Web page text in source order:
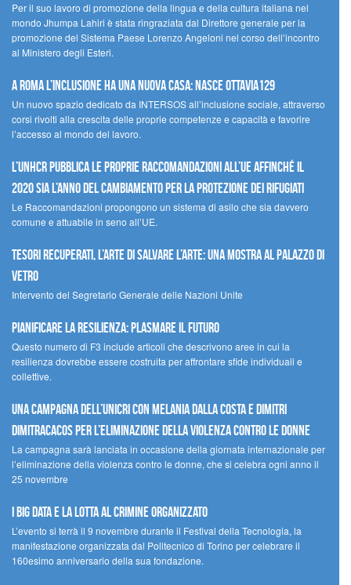
Per il suo lavoro di promozione della lingua e della cultura italiana nel
mondo Jhumpa Lahiri è stata ringraziata dal Direttore generale per la
promozione del Sistema Paese Lorenzo Angeloni nel corso dell’incontro
al Ministero degli Esteri.
A Roma l’inclusione ha una nuova casa: nasce Ottavia129
Un nuovo spazio dedicato da INTERSOS all’inclusione sociale, attraverso
corsi rivolti alla crescita delle proprie competenze e capacità e favorire
l’accesso al mondo del lavoro.
L’UNHCR pubblica le proprie raccomandazioni all’UE affinché il
2020 sia l’anno del cambiamento per la protezione dei rifugiati
Le Raccomandazioni propongono un sistema di asilo che sia davvero
comune e attuabile in seno all’UE.
Tesori recuperati, l’arte di salvare l’arte: una mostra al Palazzo di
Vetro
Intervento del Segretario Generale delle Nazioni Unite
Pianificare la resilienza: plasmare il futuro
Questo numero di F3 include articoli che descrivono aree in cui la
resilienza dovrebbe essere costruita per affrontare sfide individuali e
collettive.
Una campagna dell’UNICRI con Melania Dalla Costa e Dimitri
Dimitracacos per l’eliminazione della violenza contro le donne
La campagna sarà lanciata in occasione della giornata internazionale per
l’eliminazione della violenza contro le donne, che si celebra ogni anno il
25 novembre
I Big Data e la lotta al crimine organizzato
L’evento si terrà il 9 novembre durante il Festival della Tecnologia, la
manifestazione organizzata dal Politecnico di Torino per celebrare il
160esimo anniversario della sua fondazione.